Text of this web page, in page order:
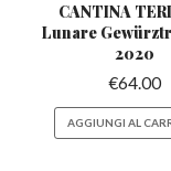
CANTINA
Lunare
2020
€64.00
AGGIUNGI AL